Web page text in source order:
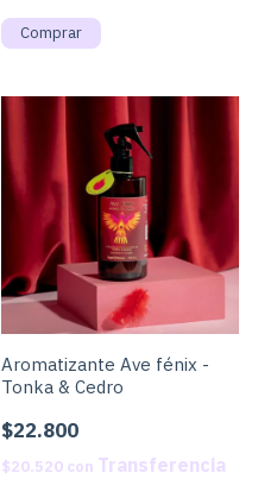
Aromatizante Ave fénix -
Tonka & Cedro
$22.800
$20.520 con